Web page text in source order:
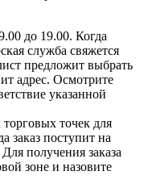
до 19.00. Когда
служба свяжется
предложит выбрать
адрес. Осмотрите
указанной
точек для
заказ поступит на
получения заказа
зоне и назовите